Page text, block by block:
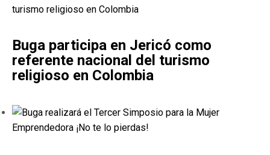
Buga participa en Jericó como
referente nacional del turismo
religioso en Colombia